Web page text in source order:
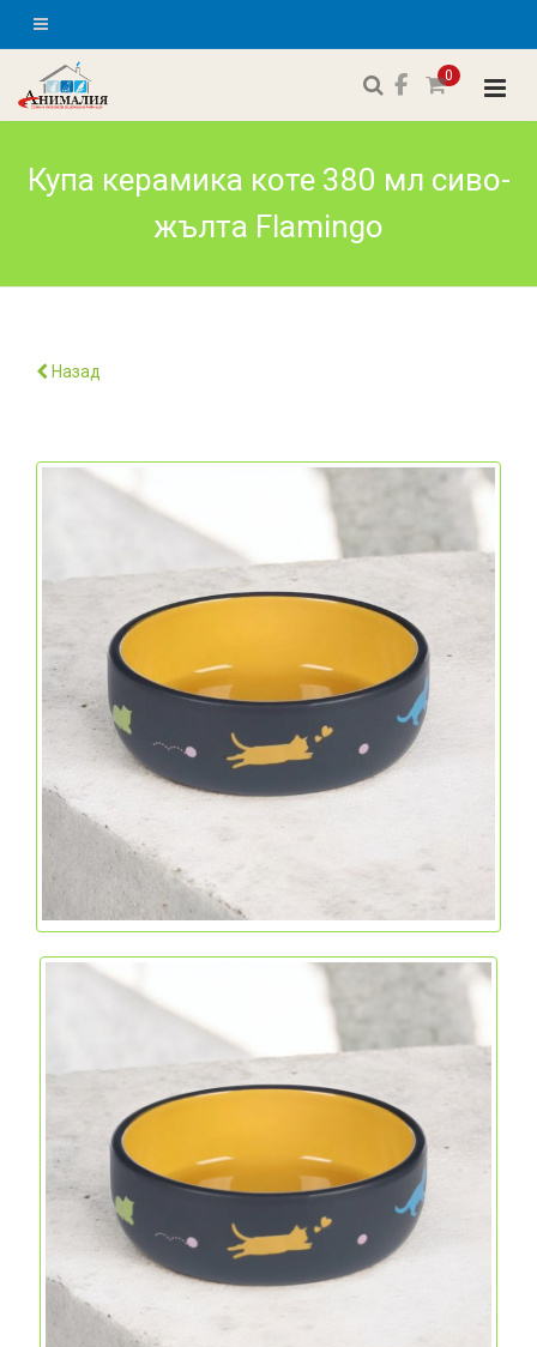
0
Купа керамика коте 380 мл сиво-
жълта Flamingo
Назад